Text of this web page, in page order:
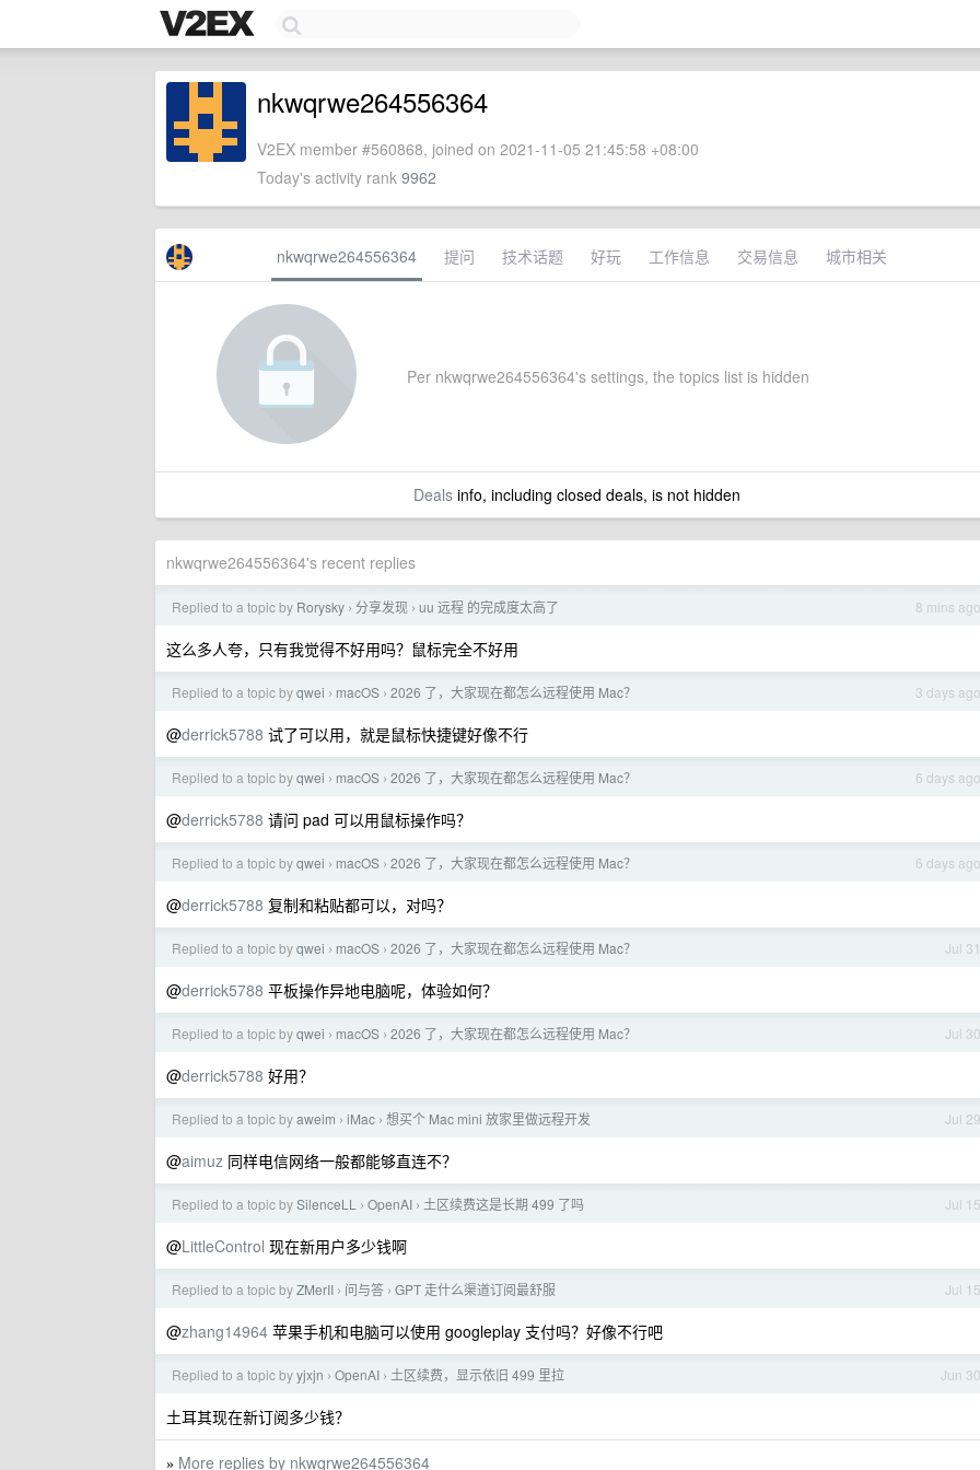
nkwqrwe264556364
V2EX member #560868, joined on 2021-11-05 21:45:58 +08:00
Today's activity rank 9962
nkwqrwe264556364 提问 技术话题 好玩 工作信息 交易信息 城市相关
Per nkwqrwe264556364's settings, the topics list is hidden
Dealsinfo, including closed deals, is not hidden
nkwqrwe264556364's recent replies
8 mins ago
Replied to a topic by Rorysky › 分享发现 › uu 远程 的完成度太高了
这么多人夸，只有我觉得不好用吗？鼠标完全不好用
3 days ago
Replied to a topic byqwei › macOS › 2026 了，大家现在都怎么远程使用 Mac？
@derrick5788 试了可以用，就是鼠标快捷键好像不行
6 days ago
Replied to a topic byqwei › macOS › 2026 了，大家现在都怎么远程使用 Mac？
@derrick5788 请问 pad 可以用鼠标操作吗？
6 days ago
Replied to a topic byqwei › macOS › 2026 了，大家现在都怎么远程使用 Mac？
@derrick5788 复制和粘贴都可以，对吗？
Jul 31
Replied to a topic byqwei › macOS › 2026 了，大家现在都怎么远程使用 Mac？
@derrick5788 平板操作异地电脑呢，体验如何？
Jul 30
Replied to a topic byqwei › macOS › 2026 了，大家现在都怎么远程使用 Mac？
@derrick5788 好用？
Jul 29
Replied to a topic byaweim › iMac › 想买个 Mac mini 放家里做远程开发
@aimuz 同样电信网络一般都能够直连不？
Jul 15
Replied to a topic bySilenceLL › OpenAI › 土区续费这是长期 499 了吗
@LittleControl 现在新用户多少钱啊
Jul 15
Replied to a topic byZMerII › 问与答 › GPT 走什么渠道订阅最舒服
@zhang14964 苹果手机和电脑可以使用 googleplay 支付吗？好像不行吧
Jun 30
Replied to a topic byyjxjn › OpenAI › 土区续费，显示依旧 499 里拉
土耳其现在新订阅多少钱？
» More replies by nkwqrwe264556364